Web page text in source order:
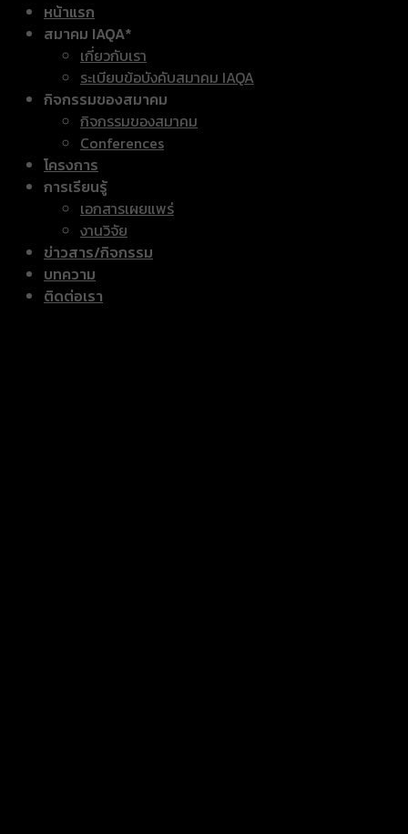
หน้าแรก
สมาคม IAQA*
เกี่ยวกับเรา
ระเบียบข้อบังคับสมาคม IAQA
กิจกรรมของสมาคม
กิจกรรมของสมาคม
Conferences
โครงการ
การเรียนรู้
เอกสารเผยแพร่
งานวิจัย
ข่าวสาร/กิจกรรม
บทความ
ติดต่อเรา